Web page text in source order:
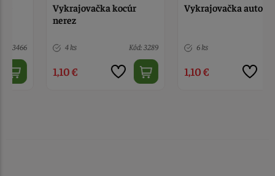
Vykrajovačka kocúr
Vykrajovačka auto